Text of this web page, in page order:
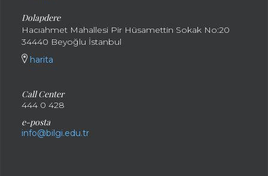
Dolapdere
Hacıahmet Mahallesi Pir Hüsamettin Sokak No:20
34440 Beyoğlu İstanbul
harita
Call Center
444 0 428
e-posta
info@bilgi.edu.tr